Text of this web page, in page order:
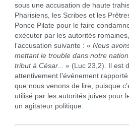
sous une accusation de haute
Pharisiens, les Scribes et les
Ponce Pilate pour le faire
exécuter par les autorités
l’accusation suivante : « Nous
mettant le trouble dans notre
tribut à César... » (Luc 23,2). Il est
attentivement l’événement
que nous venons de lire, puisque
utilisé par les autorités juives pour
un agitateur politique.